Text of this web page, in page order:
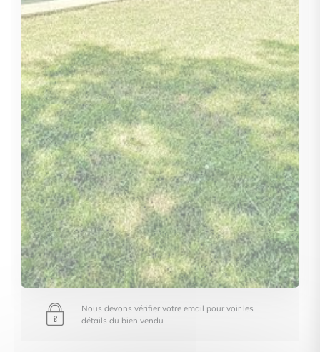
Nous devons vérifier votre email pour voir les
détails du bien vendu